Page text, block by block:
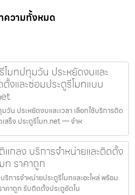
ความทั้งหมด
โมทปทุมวัน ประหยัดงบและ
ตั้งและซ่อมประตูรีโมทแบบ
วัน ประหยัดงบและเวลา เลือกใช้บริการติด
สร็จ ประตูรีโมท.net — จำห
กลง บริการจำหน่ายและติดตั้ง
ท ราคาถูก
การจำหน่ายประตูรีโมทและอะไหล่ พร้อม
คาถูก รับติดตั้งประตูอัตโน